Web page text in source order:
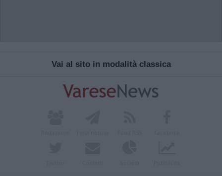
Vai al sito in modalità classica